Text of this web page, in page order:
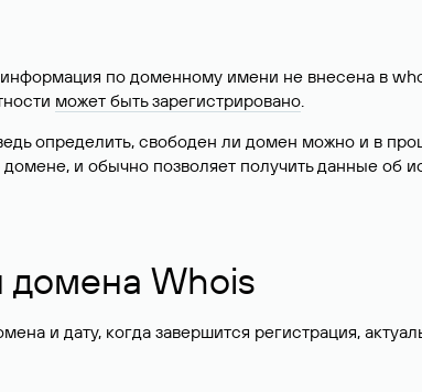
по доменному имени не внесена в
может быть зарегистрировано.
определить, свободен ли домен можно и в
и обычно позволяет получить данные об
домена Whois
и дату, когда завершится регистрация,